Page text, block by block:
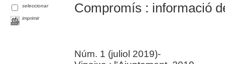
seleccionar
imprimir
Compromís : informació
Núm. 1 (juliol 2019)-